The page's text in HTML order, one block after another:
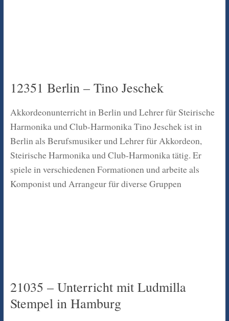
12351 Berlin – Tino Jeschek
Akkordeonunterricht in Berlin und Lehrer für Steirische
Harmonika und Club-Harmonika Tino Jeschek ist in
Berlin als Berufsmusiker und Lehrer für Akkordeon,
Steirische Harmonika und Club-Harmonika tätig. Er
spiele in verschiedenen Formationen und arbeite als
Komponist und Arrangeur für diverse Gruppen
21035 – Unterricht mit Ludmilla
Stempel in Hamburg